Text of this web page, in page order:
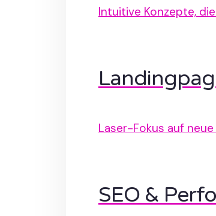
Intuitive Konzepte,
Laser-Fokus auf neue
SEO &